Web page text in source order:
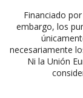
Financiado
embargo, los
necesariamente
Ni la Unión